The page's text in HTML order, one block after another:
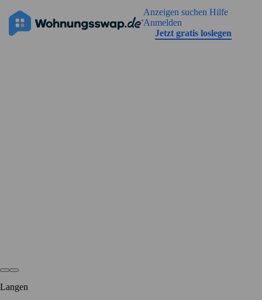
Anzeigen suchen Hilfe
Anmelden
Jetzt gratis loslegen
Die Anzeige hat noch keine Bilder
Straßenansicht
Langen